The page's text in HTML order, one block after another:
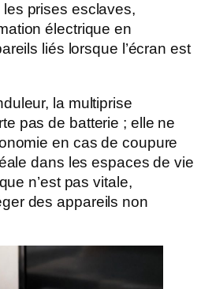
prises esclaves,
électrique en
liés lorsque l’écran est
la multiprise
pas de batterie ; elle ne
en cas de coupure
dans les espaces de vie
n’est pas vitale,
des appareils non